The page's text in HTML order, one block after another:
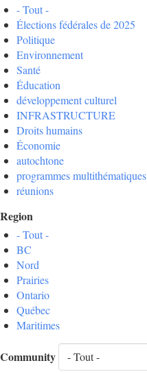
- Tout -
Élections fédérales de 2025
Politique
Environnement
Santé
Éducation
développement culturel
INFRASTRUCTURE
Droits humains
Économie
autochtone
programmes multithématiques
réunions
Region
- Tout -
BC
Nord
Prairies
Ontario
Québec
Maritimes
Community